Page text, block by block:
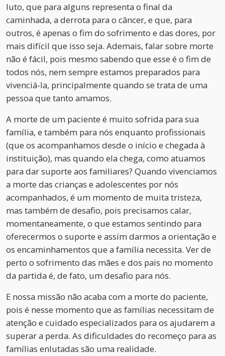
luto, que para alguns representa o final da
caminhada, a derrota para o câncer, e que, para
outros, é apenas o fim do sofrimento e das dores, por
mais difícil que isso seja. Ademais, falar sobre morte
não é fácil, pois mesmo sabendo que esse é o fim de
todos nós, nem sempre estamos preparados para
vivenciá-la, principalmente quando se trata de uma
pessoa que tanto amamos.
A morte de um paciente é muito sofrida para sua
família, e também para nós enquanto profissionais
(que os acompanhamos desde o início e chegada à
instituição), mas quando ela chega, como atuamos
para dar suporte aos familiares? Quando vivenciamos
a morte das crianças e adolescentes por nós
acompanhados, é um momento de muita tristeza,
mas também de desafio, pois precisamos calar,
momentaneamente, o que estamos sentindo para
oferecermos o suporte e assim darmos a orientação e
os encaminhamentos que a família necessita. Ver de
perto o sofrimento das mães e dos pais no momento
da partida é, de fato, um desafio para nós.
E nossa missão não acaba com a morte do paciente,
pois é nesse momento que as famílias necessitam de
atenção e cuidado especializados para os ajudarem a
superar a perda. As dificuldades do recomeço para as
famílias enlutadas são uma realidade.